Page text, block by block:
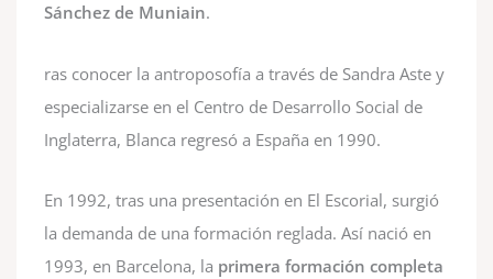
Sánchez de Muniain.
ras conocer la antroposofía a través de Sandra Aste y
especializarse en el Centro de Desarrollo Social de
Inglaterra, Blanca regresó a España en 1990.
En 1992, tras una presentación en El Escorial, surgió
la demanda de una formación reglada. Así nació en
1993, en Barcelona, la primera formación completa